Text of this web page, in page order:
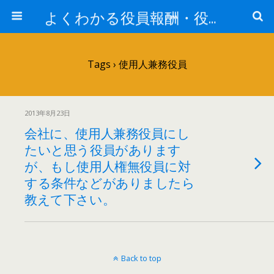
よくわかる役員報酬・役員賞与
Tags › 使用人兼務役員
2013年8月23日
会社に、使用人兼務役員にし
たいと思う役員があります
が、もし使用人権無役員に対
する条件などがありましたら
教えて下さい。
Back to top